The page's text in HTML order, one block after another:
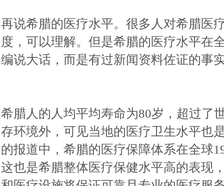
再说希腊的医疗水平。很多人对希腊医
度，可以理解。但是希腊的医疗水平在
编说大话，而是有过新闻资料佐证的事
希腊人的人均平均寿命为80岁，超过了
存环境外，可见当地的医疗卫生水平也
的报道中，希腊的医疗保障体系在全球
这也是希腊整体医疗保健水平高的表现